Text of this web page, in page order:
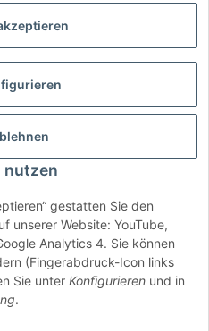
nutzen
gestatten Sie den
unserer Website: YouTube,
Analytics 4. Sie können
(Fingerabdruck-Icon links
Sie unter Konfigurieren und in
.
Versand
byJTL-Shop